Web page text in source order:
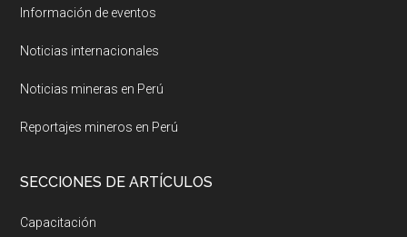
Información de eventos
Noticias internacionales
Noticias mineras en Perú
Reportajes mineros en Perú
SECCIONES DE ARTÍCULOS
Capacitación